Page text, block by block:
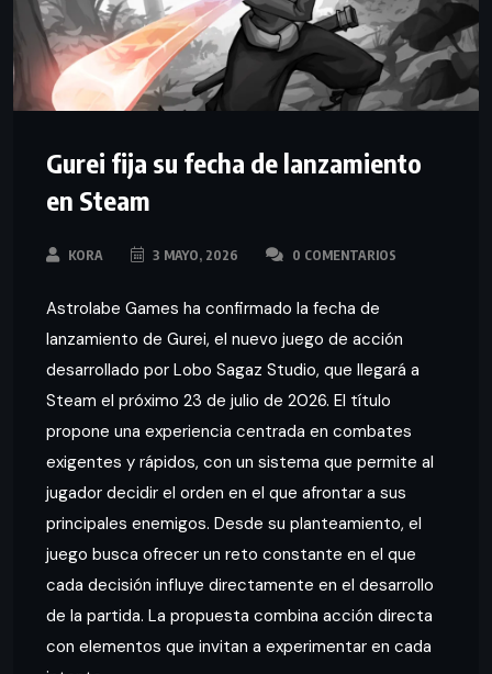
Gurei fija su fecha de lanzamiento
en Steam
KORA 3 MAYO, 2026 0 COMENTARIOS
Astrolabe Games ha confirmado la fecha de
lanzamiento de Gurei, el nuevo juego de acción
desarrollado por Lobo Sagaz Studio, que llegará a
Steam el próximo 23 de julio de 2026. El título
propone una experiencia centrada en combates
exigentes y rápidos, con un sistema que permite al
jugador decidir el orden en el que afrontar a sus
principales enemigos. Desde su planteamiento, el
juego busca ofrecer un reto constante en el que
cada decisión influye directamente en el desarrollo
de la partida. La propuesta combina acción directa
con elementos que invitan a experimentar en cada